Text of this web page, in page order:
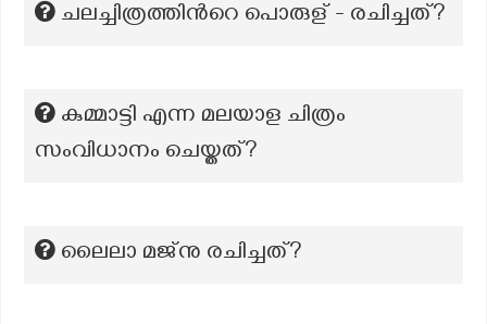
ചലച്ചിത്രത്തിന്‍റെ പൊരുള് - രചിച്ചത്?
കുമ്മാട്ടി എന്ന മലയാള ചിത്രം
സംവിധാനം ചെയ്തത്?
ലൈലാ മജ്നു രചിച്ചത്?